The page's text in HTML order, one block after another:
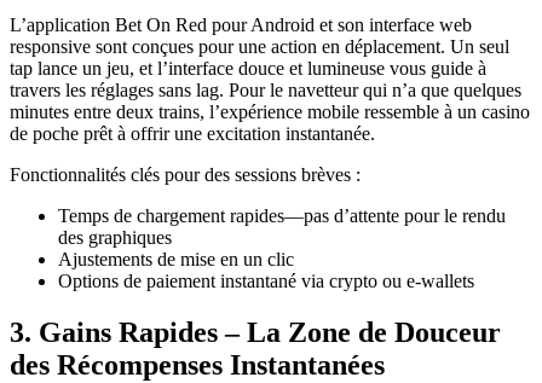
L’application Bet On Red pour Android et son interface web
responsive sont conçues pour une action en déplacement. Un seul
tap lance un jeu, et l’interface douce et lumineuse vous guide à
travers les réglages sans lag. Pour le navetteur qui n’a que quelques
minutes entre deux trains, l’expérience mobile ressemble à un casino
de poche prêt à offrir une excitation instantanée.
Fonctionnalités clés pour des sessions brèves :
Temps de chargement rapides—pas d’attente pour le rendu
des graphiques
Ajustements de mise en un clic
Options de paiement instantané via crypto ou e-wallets
3. Gains Rapides – La Zone de Douceur
des Récompenses Instantanées